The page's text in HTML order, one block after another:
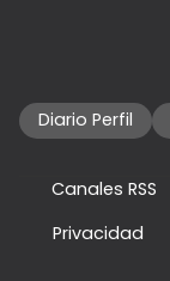
Diario Perfil
Canales RSS
Privacidad